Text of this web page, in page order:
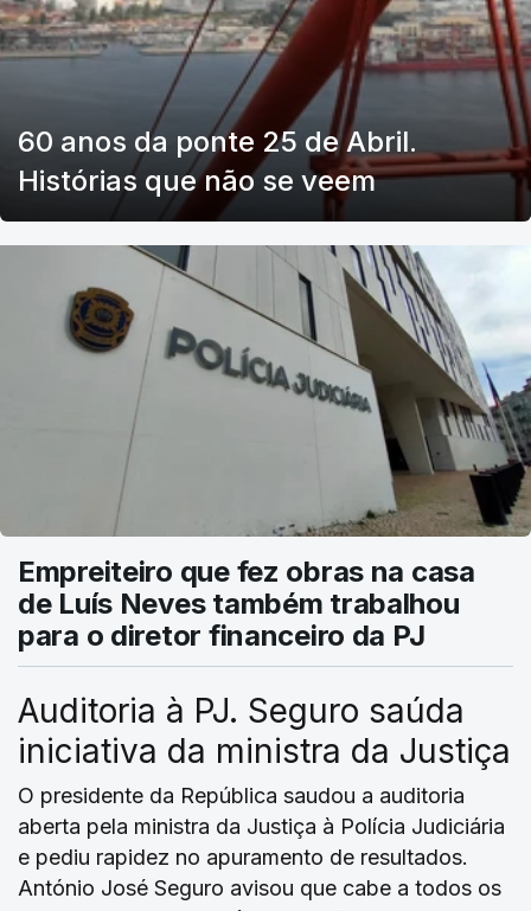
60 anos da ponte 25 de Abril.
Histórias que não se veem
Empreiteiro que fez obras na casa
de Luís Neves também trabalhou
para o diretor financeiro da PJ
Auditoria à PJ. Seguro saúda
iniciativa da ministra da Justiça
O presidente da República saudou a auditoria
aberta pela ministra da Justiça à Polícia Judiciária
e pediu rapidez no apuramento de resultados.
António José Seguro avisou que cabe a todos os